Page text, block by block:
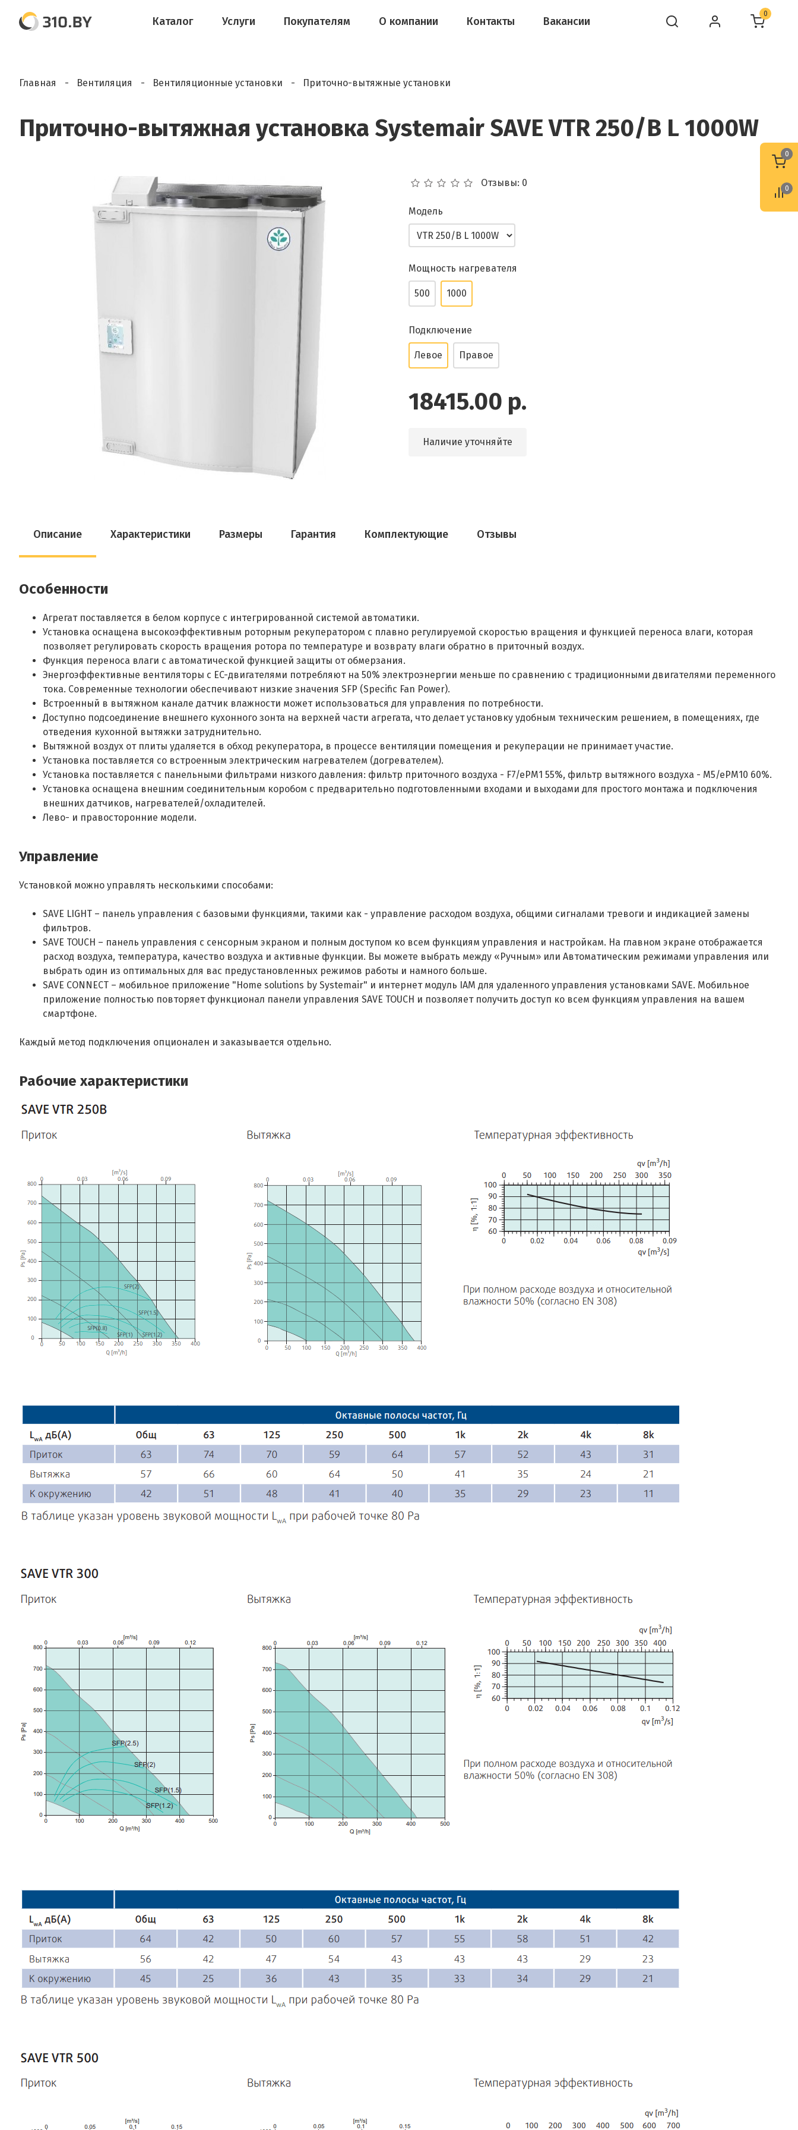
Каталог Услуги Покупателям О компании Контакты Вакансии
0
Главная Вентиляция Вентиляционные установки Приточно-вытяжные установки
Приточно-вытяжная установка Systemair SAVE VTR 250/B L 1000W
Отзывы: 0
18415.00 р.
Модель
Мощность нагревателя
500 1000
Подключение
Левое Правое
Наличие уточняйте
Описание Характеристики Размеры Гарантия Комплектующие Отзывы
Особенности
Агрегат поставляется в белом корпусе с интегрированной системой автоматики.
Установка оснащена высокоэффективным роторным рекуператором с плавно регулируемой скоростью вращения и функцией переноса влаги, которая
позволяет регулировать скорость вращения ротора по температуре и возврату влаги обратно в приточный воздух.
Функция переноса влаги с автоматической функцией защиты от обмерзания.
Энергоэффективные вентиляторы с EC-двигателями потребляют на 50% электроэнергии меньше по сравнению с традиционными двигателями переменного
тока. Современные технологии обеспечивают низкие значения SFP (Specific Fan Power).
Встроенный в вытяжном канале датчик влажности может использоваться для управления по потребности.
Доступно подсоединение внешнего кухонного зонта на верхней части агрегата, что делает установку удобным техническим решением, в помещениях, где
отведения кухонной вытяжки затруднительно.
Вытяжной воздух от плиты удаляется в обход рекуператора, в процессе вентиляции помещения и рекуперации не принимает участие.
Установка поставляется со встроенным электрическим нагревателем (догревателем).
Установка поставляется с панельными фильтрами низкого давления: фильтр приточного воздуха - F7/ePM1 55%, фильтр вытяжного воздуха - M5/ePM10 60%.
Установка оснащена внешним соединительным коробом с предварительно подготовленными входами и выходами для простого монтажа и подключения
внешних датчиков, нагревателей/охладителей.
Лево- и правосторонние модели.
Управление
Установкой можно управлять несколькими способами:
SAVE LIGHT – панель управления с базовыми функциями, такими как - управление расходом воздуха, общими сигналами тревоги и индикацией замены
фильтров.
SAVE TOUCH – панель управления с сенсорным экраном и полным доступом ко всем функциям управления и настройкам. На главном экране отображается
расход воздуха, температура, качество воздуха и активные функции. Вы можете выбрать между «Ручным» или Автоматическим режимами управления или
выбрать один из оптимальных для вас предустановленных режимов работы и намного больше.
SAVE CONNECT – мобильное приложение "Home solutions by Systemair" и интернет модуль IAM для удаленного управления установками SAVE. Мобильное
приложение полностью повторяет функционал панели управления SAVE TOUCH и позволяет получить доступ ко всем функциям управления на вашем
смартфоне.
Каждый метод подключения опционален и заказывается отдельно.
Рабочие характеристики
0
0
0